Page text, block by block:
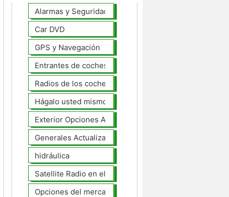
Alarmas y Seguridad
Car DVD
GPS y Navegación
Entrantes de coches
Radios de los coches
Hágalo usted mismo Mejoras Auto
Exterior Opciones Aftermarket
Generales Actualizaciones Auto
hidráulica
Satellite Radio en el tablero
Opciones del mercado de accesorios del interior